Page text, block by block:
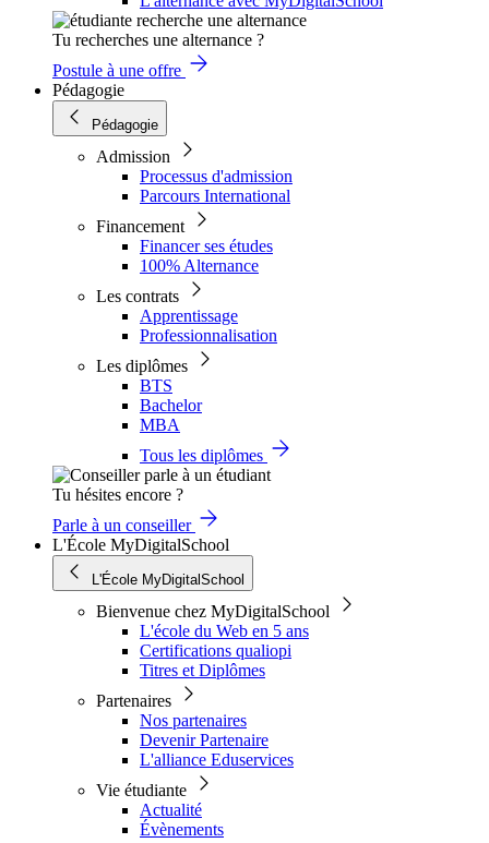
Tu recherches une alternance ?
Postule à une offre
Pédagogie
Pédagogie
Admission
Processus d'admission
Parcours International
Financement
Financer ses études
100% Alternance
Les contrats
Apprentissage
Professionnalisation
Les diplômes
BTS
Bachelor
MBA
Tous les diplômes
Tu hésites encore ?
Parle à un conseiller
L'École MyDigitalSchool
L'École MyDigitalSchool
Bienvenue chez MyDigitalSchool
L'école du Web en 5 ans
Certifications qualiopi
Titres et Diplômes
Partenaires
Nos partenaires
Devenir Partenaire
L'alliance Eduservices
Vie étudiante
Actualité
Évènements